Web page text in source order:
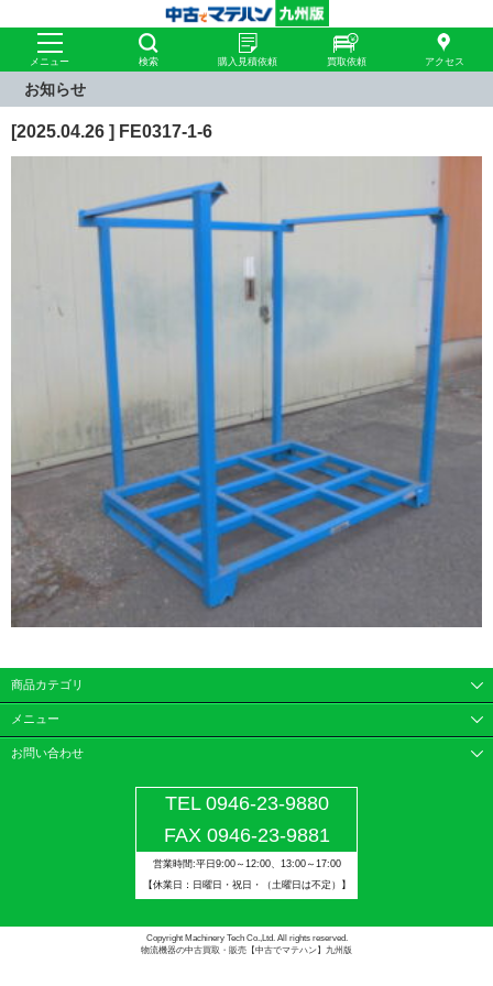
メニュー 検索 購入見積依頼 買取依頼 アクセス
お知らせ
[2025.04.26 ] FE0317-1-6
商品カテゴリ
メニュー
お問い合わせ
TEL 0946-23-9880
FAX 0946-23-9881
営業時間:平日9:00～12:00、13:00～17:00
【休業日：日曜日・祝日・（土曜日は不定）】
Copyright Machinery Tech Co.,Ltd. All rights reserved.
物流機器の中古買取・販売【中古でマテハン】九州版